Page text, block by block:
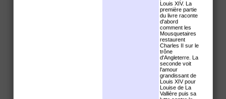
Louis XIV. La
première partie
du livre raconte
d'abord
comment les
Mousquetaires
restaurent
Charles II sur le
trône
d'Angleterre. La
seconde voit
l'amour
grandissant de
Louis XIV pour
Louise de La
Vallière puis sa